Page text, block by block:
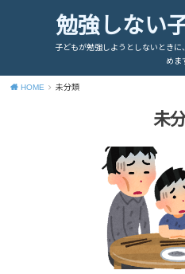
勉強しない
子どもが勉強しようとしないときに
めま
HOME 未分類
未